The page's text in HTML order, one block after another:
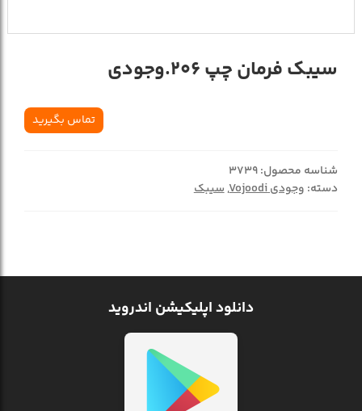
سیبک فرمان چپ 206.وجودی
تماس بگیرید
شناسه محصول:3739
دسته: وجودی Vojoodi ,سیبک
دانلود اپلیکیشن اندروید